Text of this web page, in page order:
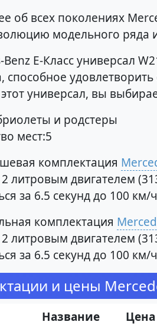
об всех поколениях
модельного ряда
Benz E-Класс универсал
способное
универсал, вы
и родстеры
мест:5
комплектация
литровым двигателем
за 6.5 секунд до 100
комплектация
литровым двигателем
за 6.5 секунд до 100
и цены
Название Цена